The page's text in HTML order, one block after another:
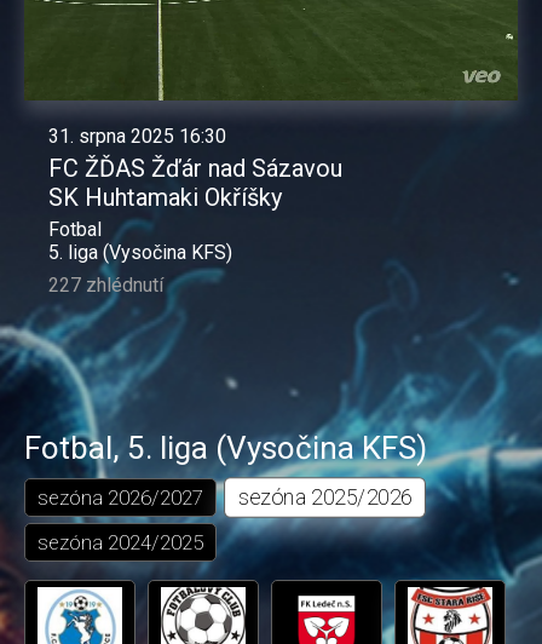
31. srpna 2025 16:30
FC ŽĎAS Žďár nad Sázavou
SK Huhtamaki Okříšky
Fotbal
5. liga (Vysočina KFS)
227 zhlédnutí
Fotbal, 5. liga (Vysočina KFS)
sezóna 2026/2027 sezóna 2025/2026
sezóna 2024/2025